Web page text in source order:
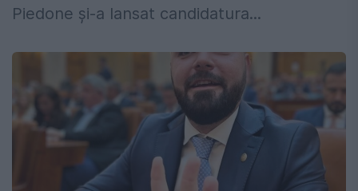
Piedone și-a lansat candidatura...